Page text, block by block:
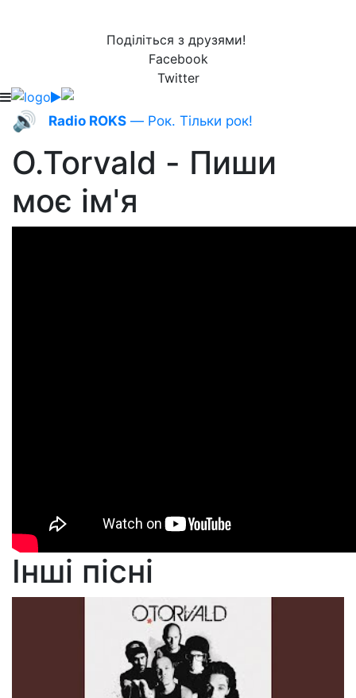
Поділіться з друзями!
Facebook
Twitter
🔊 Radio ROKS — Рок. Тільки рок!
O.Torvald - Пиши
моє ім'я
Інші пісні